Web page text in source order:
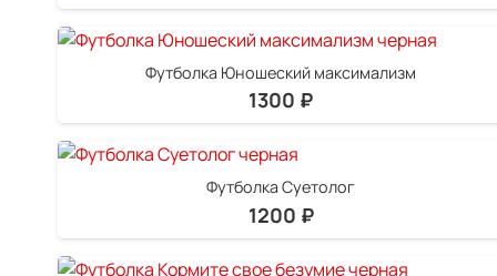
Футболка Юношеский максимализм
1300 ₽
Футболка Суетолог
1200 ₽